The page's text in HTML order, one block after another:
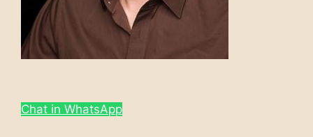
Chat in WhatsApp